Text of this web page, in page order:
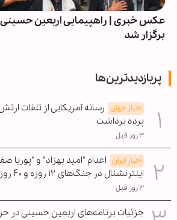
عکس خبری | راهپیمایی اربعین حسینی
برگزار شد
پربازدیدترین‌ها
اخبار جهان رسانه آمریکایی از تلفات
پرده برداشت
۳ روز قبل
اخبار ایران اعدام "امید بهزاد" و "پوریا
اینترنشنال در جنگ‌های ۱۲ روزه و ۴۰ روزه
۳ روز قبل
جزئیات برنامه‌های اربعین حسینی در